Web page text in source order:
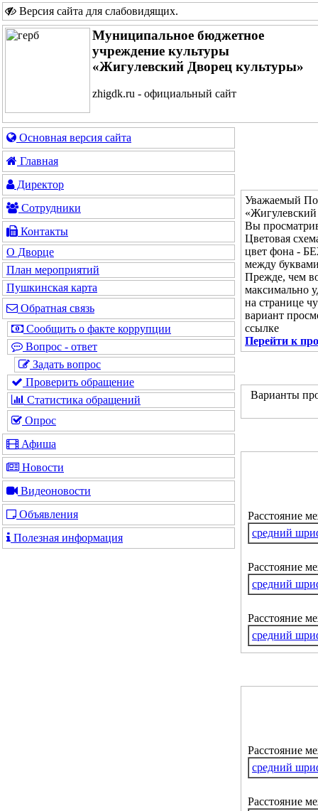
Версия сайта для слабовидящих.
Муниципальное бюджетное
учреждение культуры
«Жигулевский Дворец культуры»
zhigdk.ru - официальный сайт
Основная версия сайта
Главная
Директор
Сотрудники
Контакты
О Дворце
План мероприятий
Пушкинская карта
Обратная связь
Сообщить о факте коррупции
Вопрос - ответ
Задать вопрос
Проверить обращение
Статистика обращений
Опрос
Афиша
Новости
Видеоновости
Объявления
Полезная информация
Уважаемый
Вы
Цветовая
цвет фона -
между
Прежде, чем
максимально
на странице
вариант
ссылке
Перейти к
Варианты
Расстояние
средний
Расстояние
средний
Расстояние
средний
Расстояние
средний
Расстояние